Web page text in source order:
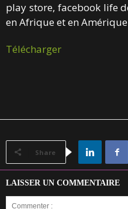
play store, facebook life
en Afrique et en
Télécharger
Share
LAISSER UN COMMENTAIRE